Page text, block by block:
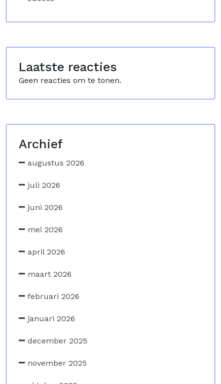
Laatste reacties
Geen reacties om te tonen.
Archief
augustus 2026
juli 2026
juni 2026
mei 2026
april 2026
maart 2026
februari 2026
januari 2026
december 2025
november 2025